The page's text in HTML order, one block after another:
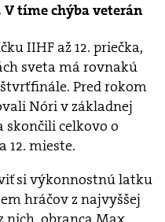
tíme chýba veterán
IIHF až 12. priečka,
sveta má rovnakú
Pred rokom
Nóri v základnej
skončili celkovo o
12. mieste.
si výkonnostnú latku
hráčov z najvyššej